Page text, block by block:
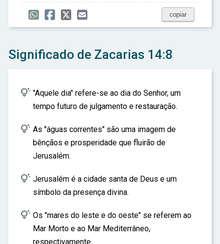
copiar
Significado de Zacarias 14:8
 "Aquele dia" refere-se ao dia do Senhor, um
tempo futuro de julgamento e restauração.
 As "águas correntes" são uma imagem de
bênçãos e prosperidade que fluirão de
Jerusalém.
 Jerusalém é a cidade santa de Deus e um
símbolo da presença divina.
 Os "mares do leste e do oeste" se referem ao
Mar Morto e ao Mar Mediterrâneo,
respectivamente.